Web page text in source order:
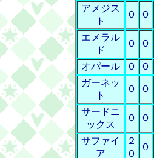
アメジス
ト
０ ０
エメラル
ド
０ ０
オパール ０ ０
ガーネッ
ト
０ ０
サードニ
ックス
０ ０
サファイ
ア
２
０
０